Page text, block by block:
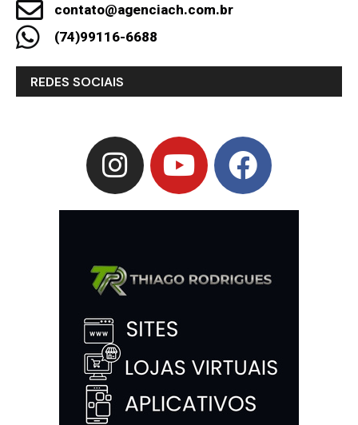
contato@agenciach.com.br
(74)99116-6688
REDES SOCIAIS